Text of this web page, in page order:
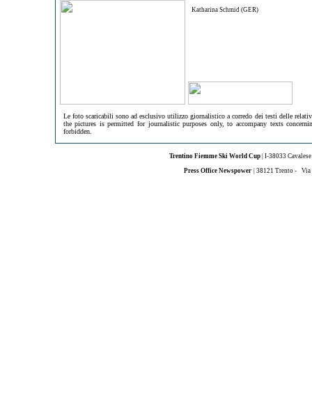
Katharina Schmid (GER)
Le foto scaricabili sono ad esclusivo utilizzo giornalistico a corredo dei testi delle
the pictures is permitted for journalistic purposes only, to accompany texts
forbidden.
Trentino Fiemme Ski World Cup| I-38033
Press Office Newspower | 38121 Trento - Via